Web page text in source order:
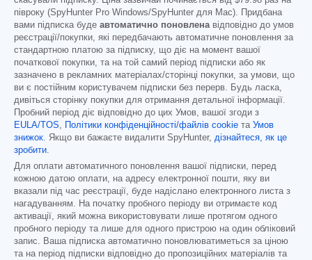
півроку (SpyHunter Pro Windows/SpyHunter для Mac). Придбана
вами підписка буде автоматично поновлена відповідно до умов
реєстрації/покупки, які передбачають автоматичне поновлення за
стандартною платою за підписку, що діє на момент вашої
початкової покупки, та на той самий період підписки або як
зазначено в рекламних матеріалах/сторінці покупки, за умови, що
ви є постійним користувачем підписки без перерв. Будь ласка,
дивіться сторінку покупки для отримання детальної інформації.
Пробний період діє відповідно до цих Умов, вашої згоди з
EULA/TOS
Політики конфіденційності/файлів cookie та Умов
знижок . Якщо ви бажаєте видалити SpyHunter, дізнайтеся, як це
зробити
Для оплати автоматичного поновлення вашої підписки, перед
кожною датою оплати, на адресу електронної пошти, яку ви
вказали під час реєстрації, буде надіслано електронного листа з
нагадуванням. На початку пробного періоду ви отримаєте код
активації, який можна використовувати лише протягом одного
пробного періоду та лише для одного пристрою на один обліковий
запис. Ваша підписка автоматично поновлюватиметься за ціною
та на період підписки відповідно до пропозиційних матеріалів та